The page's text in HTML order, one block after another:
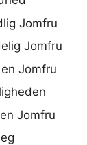
Jomfru
Jomfru
Jomfru
Jomfru